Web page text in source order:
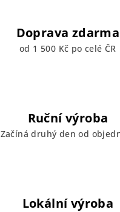
Doprava zdarma
od 1 500 Kč po celé ČR
Ruční výroba
Začíná druhý den od
Lokální výroba